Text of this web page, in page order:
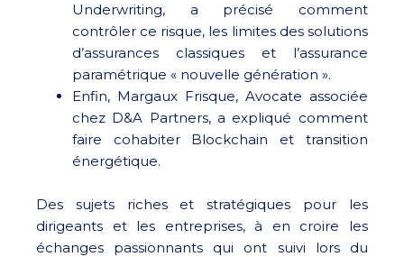
Underwriting, a précisé comment
contrôler ce risque, les limites des solutions
d’assurances classiques et l’assurance
paramétrique « nouvelle génération ».
Enfin, Margaux Frisque, Avocate associée
chez D&A Partners, a expliqué comment
faire cohabiter Blockchain et transition
énergétique.
Des sujets riches et stratégiques pour les
dirigeants et les entreprises, à en croire les
échanges passionnants qui ont suivi lors du